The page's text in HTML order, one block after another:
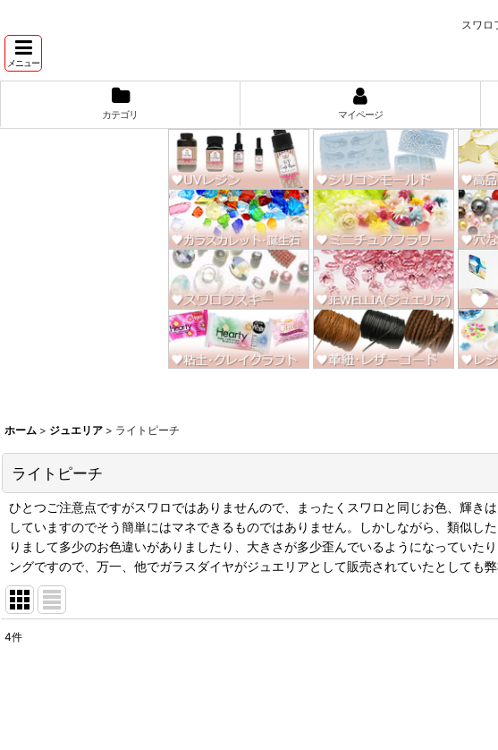
スワロ
メニュー
カテゴリ マイページ
ホーム > ジュエリア > ライトピーチ
ライトピーチ
ひとつご注意点ですがスワロではありませんので、まったくスワロと同じお色、輝
していますのでそう簡単にはマネできるものではありません。しかしながら、類似
りまして多少のお色違いがありましたり、大きさが多少歪んでいるようになってい
ングですので、万一、他でガラスダイヤがジュエリアとして販売されていたとしても
4件